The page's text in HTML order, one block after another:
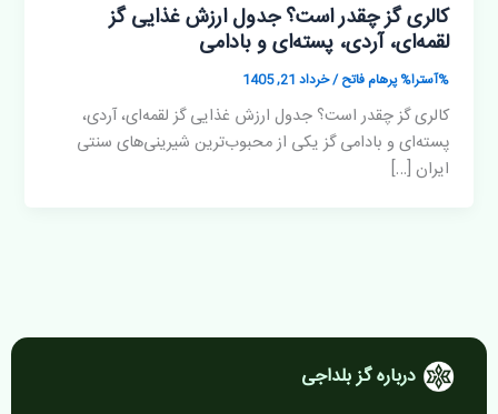
کالری گز چقدر است؟ جدول ارزش غذایی گز
لقمه‌ای، آردی، پسته‌ای و بادامی
%آسترا%پرهام فاتح/خرداد 21, 1405
کالری گز چقدر است؟ جدول ارزش غذایی گز لقمه‌ای، آردی،
پسته‌ای و بادامی گز یکی از محبوب‌ترین شیرینی‌های سنتی
ایران […]
درباره گز بلداجی